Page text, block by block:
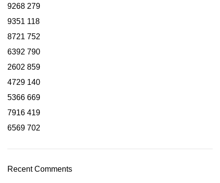
9268 279
9351 118
8721 752
6392 790
2602 859
4729 140
5366 669
7916 419
6569 702
Recent Comments